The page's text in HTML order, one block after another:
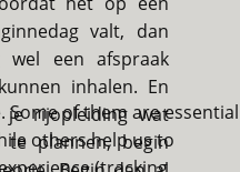
valt, dan
wel een afspraak
inhalen. En
rijopleiding wat
te plannen, begin
Some of them are essential
others help us to
(tracking